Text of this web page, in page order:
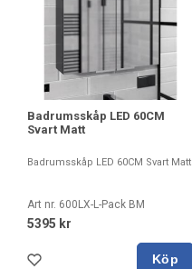
Badrumsskåp LED 60CM
Svart Matt
Badrumsskåp LED 60CM Svart Matt
Art nr. 600LX-L-Pack BM
5395 kr
Köp